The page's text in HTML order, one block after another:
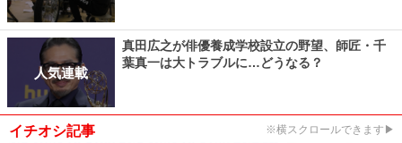
人気連載
真田広之が俳優養成学校設立の野望、師匠・千
葉真一は大トラブルに…どうなる？
イチオシ記事 ※横スクロールできます▶